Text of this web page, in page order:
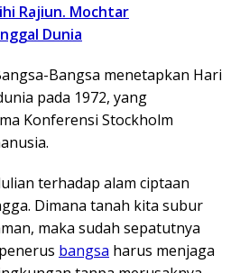
Rajiun. Mochtar
Dunia
Bangsa menetapkan Hari
pada 1972, yang
Konferensi Stockholm
terhadap alam ciptaan
Dimana tanah kita subur
maka sudah sepatutnya
bangsa harus menjaga